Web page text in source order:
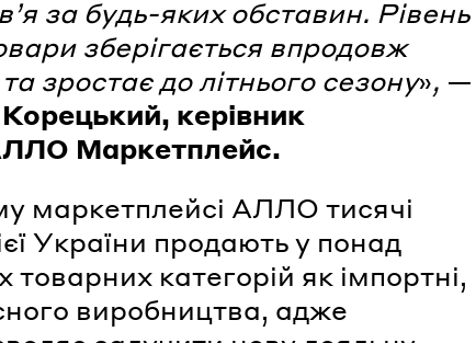
за будь-яких обставин. Рівень
зберігається впродовж
зростає до літнього сезону», —
керівник
Маркетплейс.
маркетплейсі АЛЛО тисячі
України продають у понад
товарних категорій як імпортні,
виробництва, адже